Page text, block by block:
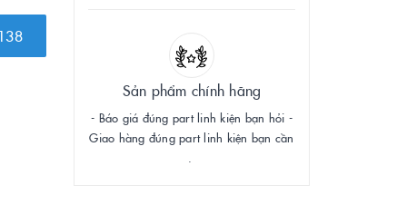
Sản phẩm chính hãng
- Báo giá đúng part linh kiện bạn hỏi -
Giao hàng đúng part linh kiện bạn cần